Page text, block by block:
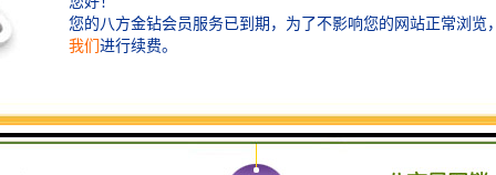
在液压挖掘机的液压原理中，有一项装置叫液压油缸再
动运动时，液压油缸的有杆腔或无杆腔的油，通过再生